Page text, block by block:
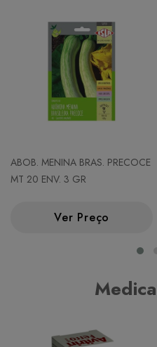
ABOB. MENINA BRAS. PRECOCE
MT 20 ENV. 3 GR
Ver Preço